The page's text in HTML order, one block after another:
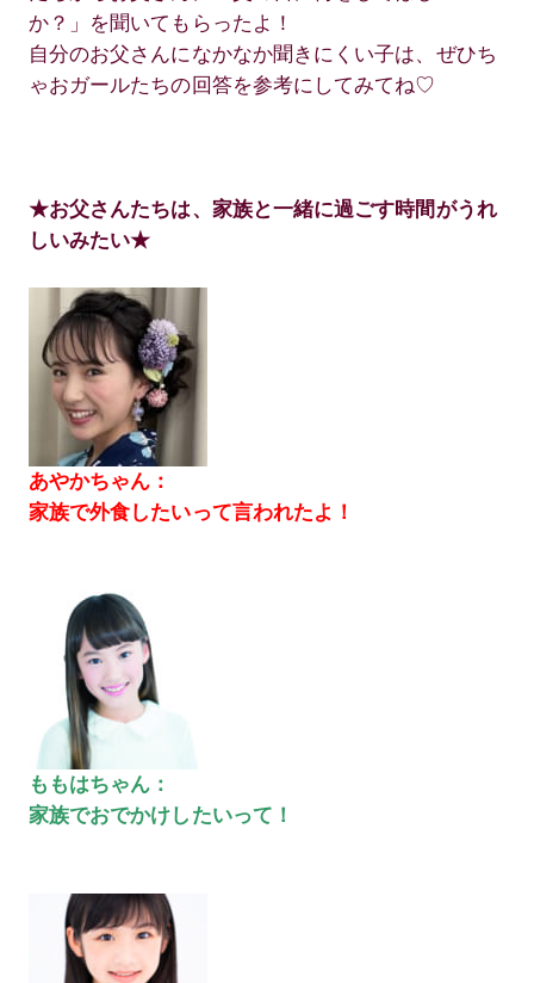
か？」を聞いてもらったよ！
自分のお父さんになかなか聞きにくい子は、ぜひち
ゃおガールたちの回答を参考にしてみてね♡
★お父さんたちは、家族と一緒に過ごす時間がうれ
しいみたい★
あやかちゃん：
家族で外食したいって言われたよ！
ももはちゃん：
家族でおでかけしたいって！